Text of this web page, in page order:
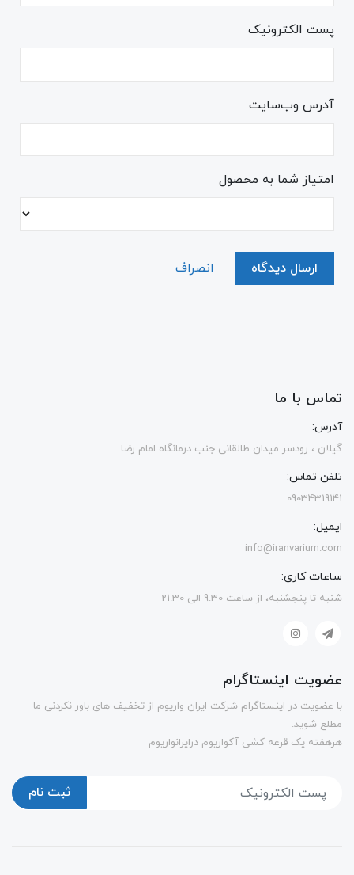
پست الکترونیک
آدرس وب‌سایت
امتیاز شما به محصول
ارسال دیدگاه انصراف
تماس با ما
آدرس:
گیلان ، رودسر میدان طالقانی جنب درمانگاه امام رضا
تلفن تماس:
09034319141
ایمیل:
info@iranvarium.com
ساعات کاری:
شنبه تا پنجشنبه، از ساعت 9.30 الی 21.30
عضویت اینستاگرام
با عضویت در اینستاگرام شرکت ایران واریوم از تخفیف های باور نکردنی ما
مطلع شوید.
هرهفته یک قرعه کشی آکواریوم درایرانواریوم
ثبت نام